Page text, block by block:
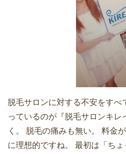
脱毛サロンに対する不安をすべ
っているのが『脱毛サロンキレ
く。 脱毛の痛みも無い。 料金
に理想的ですね。 最初は「ち